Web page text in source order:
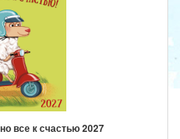
все к счастью 2027